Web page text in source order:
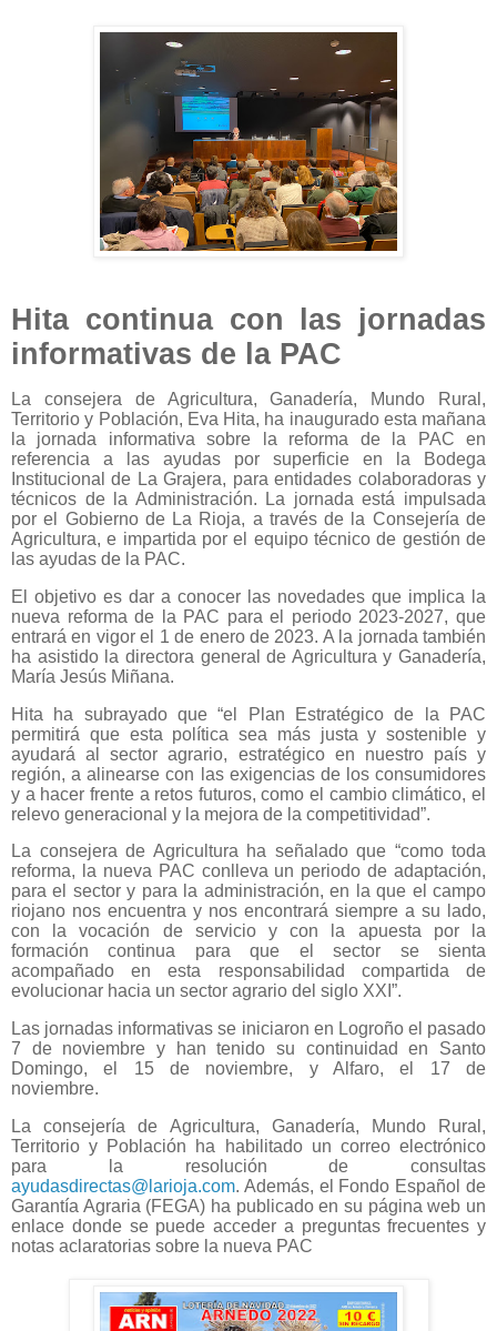
Hita continua con las jornadas
informativas de la PAC
La consejera de Agricultura, Ganadería, Mundo Rural,
Territorio y Población, Eva Hita, ha inaugurado esta mañana
la jornada informativa sobre la reforma de la PAC en
referencia a las ayudas por superficie en la Bodega
Institucional de La Grajera, para entidades colaboradoras y
técnicos de la Administración. La jornada está impulsada
por el Gobierno de La Rioja, a través de la Consejería de
Agricultura, e impartida por el equipo técnico de gestión de
las ayudas de la PAC.
El objetivo es dar a conocer las novedades que implica la
nueva reforma de la PAC para el periodo 2023-2027, que
entrará en vigor el 1 de enero de 2023. A la jornada también
ha asistido la directora general de Agricultura y Ganadería,
María Jesús Miñana.
Hita ha subrayado que “el Plan Estratégico de la PAC
permitirá que esta política sea más justa y sostenible y
ayudará al sector agrario, estratégico en nuestro país y
región, a alinearse con las exigencias de los consumidores
y a hacer frente a retos futuros, como el cambio climático, el
relevo generacional y la mejora de la competitividad”.
La consejera de Agricultura ha señalado que “como toda
reforma, la nueva PAC conlleva un periodo de adaptación,
para el sector y para la administración, en la que el campo
riojano nos encuentra y nos encontrará siempre a su lado,
con la vocación de servicio y con la apuesta por la
formación continua para que el sector se sienta
acompañado en esta responsabilidad compartida de
evolucionar hacia un sector agrario del siglo XXI”.
Las jornadas informativas se iniciaron en Logroño el pasado
7 de noviembre y han tenido su continuidad en Santo
Domingo, el 15 de noviembre, y Alfaro, el 17 de
noviembre.
La consejería de Agricultura, Ganadería, Mundo Rural,
Territorio y Población ha habilitado un correo electrónico
para la resolución de consultas
ayudasdirectas@larioja.com. Además, el Fondo Español de
Garantía Agraria (FEGA) ha publicado en su página web un
enlace donde se puede acceder a preguntas frecuentes y
notas aclaratorias sobre la nueva PAC